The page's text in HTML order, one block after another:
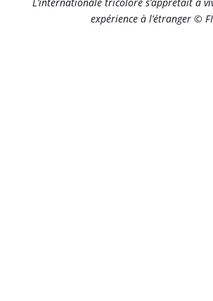
L’internationale tricolore s’apprêtait à
expérience à l’étranger ©